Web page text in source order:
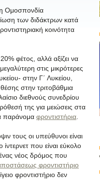
η Ομοσπονδία
των διδάκτρων κατά
κοινότητα
φέτος, αλλά αξίζει να
στις μικρότερες
στην Γ΄ Λυκείου,
στην τριτοβάθμια
διεθνούς συνεδρίου
της για μειώσεις στα
παράνομα φροντιστήρια
τους οι υπεύθυνοι είναι
που είναι εύκολο
ένας νέος δρόμος που
φροντιστήριο
φροντιστήριο δεν